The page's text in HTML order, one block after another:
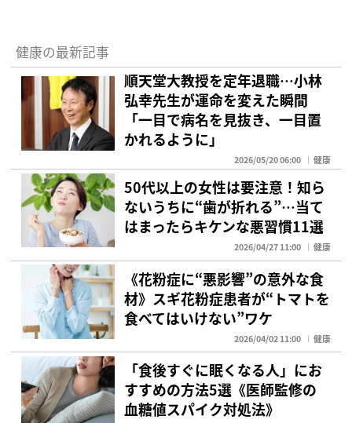
健康の最新記事
順天堂大教授を定年退職…小林
弘幸先生が運命を変えた瞬間
「一目で病名を見抜き、一目置
かれるように」
2026/05/20 06:00 健康
50代以上の女性は要注意！知ら
ないうちに“歯が折れる”…当て
はまったらキケンな悪習慣11選
2026/04/27 11:00 健康
《花粉症に“悪影響”の意外な食
材》スギ花粉症患者が“トマトを
食べてはいけない”ワケ
2026/04/02 11:00 健康
「食後すぐに眠くなる人」にお
すすめの方法5選《医師監修の
血糖値スパイク対処法》